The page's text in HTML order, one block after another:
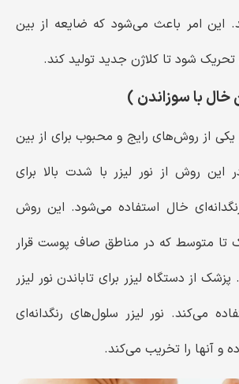
این امر باعث می‌شود که ضایعه از بین
شود تا کلاژن جدید تولید کند.
یکی از روش‌های رایج و محبوب برای از بین
روش از نور لیزر با شدت بالا برای
خال استفاده می‌شود. این روش
تا متوسط ​​که در مناطق صاف پوست قرار
از دستگاه لیزر برای تاباندن نور لیزر
می‌کند. نور لیزر سلول‌های رنگدانه‌ای
و آنها را تخریب می‌کند.